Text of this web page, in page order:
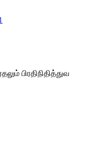
பிரதிநிதித்துவ